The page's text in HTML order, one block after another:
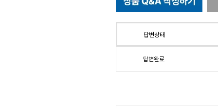
답변상태
답변완료